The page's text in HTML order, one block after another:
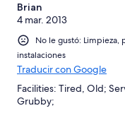
Brian
4 mar. 2013
No le gustó:
instalaciones
Traducir con Google
Facilities: Tired, Old;
Grubby;